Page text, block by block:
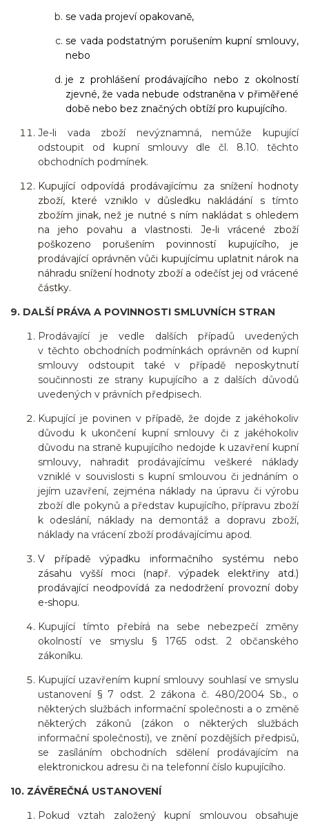
se vada projeví opakovaně,
se vada podstatným porušením kupní smlouvy,
nebo
je z prohlášení prodávajícího nebo z okolností
zjevné, že vada nebude odstraněna v přiměřené
době nebo bez značných obtíží pro kupujícího.
Je-li vada zboží nevýznamná, nemůže kupující
odstoupit od kupní smlouvy dle čl. 8.10. těchto
obchodních podmínek.
Kupující odpovídá prodávajícímu za snížení hodnoty
zboží, které vzniklo v důsledku nakládání s tímto
zbožím jinak, než je nutné s ním nakládat s ohledem
na jeho povahu a vlastnosti. Je-li vrácené zboží
poškozeno porušením povinností kupujícího, je
prodávající oprávněn vůči kupujícímu uplatnit nárok na
náhradu snížení hodnoty zboží a odečíst jej od vrácené
částky.
9. DALŠÍ PRÁVA A POVINNOSTI SMLUVNÍCH STRAN
Prodávající je vedle dalších případů uvedených
v těchto obchodních podmínkách oprávněn od kupní
smlouvy odstoupit také v případě neposkytnutí
součinnosti ze strany kupujícího a z dalších důvodů
uvedených v právních předpisech.
Kupující je povinen v případě, že dojde z jakéhokoliv
důvodu k ukončení kupní smlouvy či z jakéhokoliv
důvodu na straně kupujícího nedojde k uzavření kupní
smlouvy, nahradit prodávajícímu veškeré náklady
vzniklé v souvislosti s kupní smlouvou či jednáním o
jejím uzavření, zejména náklady na úpravu či výrobu
zboží dle pokynů a představ kupujícího, přípravu zboží
k odeslání, náklady na demontáž a dopravu zboží,
náklady na vrácení zboží prodávajícímu apod.
V případě výpadku informačního systému nebo
zásahu vyšší moci (např. výpadek elektřiny atd.)
prodávající neodpovídá za nedodržení provozní doby
e-shopu.
Kupující tímto přebírá na sebe nebezpečí změny
okolností ve smyslu § 1765 odst. 2 občanského
zákoníku.
Kupující uzavřením kupní smlouvy souhlasí ve smyslu
ustanovení § 7 odst. 2 zákona č. 480/2004 Sb., o
některých službách informační společnosti a o změně
některých zákonů (zákon o některých službách
informační společnosti), ve znění pozdějších předpisů,
se zasíláním obchodních sdělení prodávajícím na
elektronickou adresu či na telefonní číslo kupujícího.
10. ZÁVĚREČNÁ USTANOVENÍ
Pokud vztah založený kupní smlouvou obsahuje